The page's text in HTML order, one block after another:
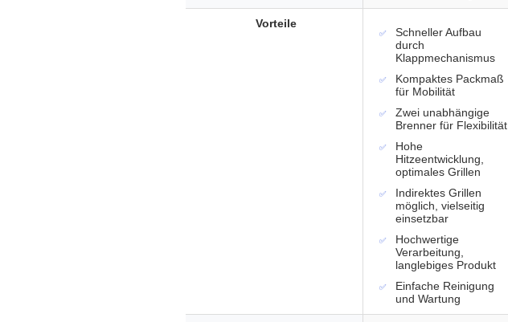
Schneller Aufbau
durch
Klappmechanismus
Kompaktes Packmaß
für Mobilität
Zwei unabhängige
Brenner für Flexibilität
Hohe
Hitzeentwicklung,
optimales Grillen
Indirektes Grillen
möglich, vielseitig
einsetzbar
Hochwertige
Verarbeitung,
langlebiges Produkt
Einfache Reinigung
und Wartung
Vorteile